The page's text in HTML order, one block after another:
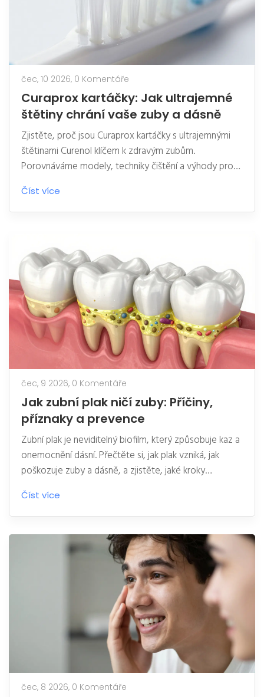
čec, 10 2026, 0 Komentáře
Curaprox kartáčky: Jak ultrajemné
štětiny chrání vaše zuby a dásně
Zjistěte, proč jsou Curaprox kartáčky s ultrajemnými
štětinami Curenol klíčem k zdravým zubům.
Porovnáváme modely, techniky čištění a výhody pro
citlivé dásně.
Číst více
čec, 9 2026, 0 Komentáře
Jak zubní plak ničí zuby: Příčiny,
příznaky a prevence
Zubní plak je neviditelný biofilm, který způsobuje kaz a
onemocnění dásní. Přečtěte si, jak plak vzniká, jak
poškozuje zuby a dásně, a zjistěte, jaké kroky
podniknout pro jeho efektivní odstranění a prevenci.
Číst více
čec, 8 2026, 0 Komentáře